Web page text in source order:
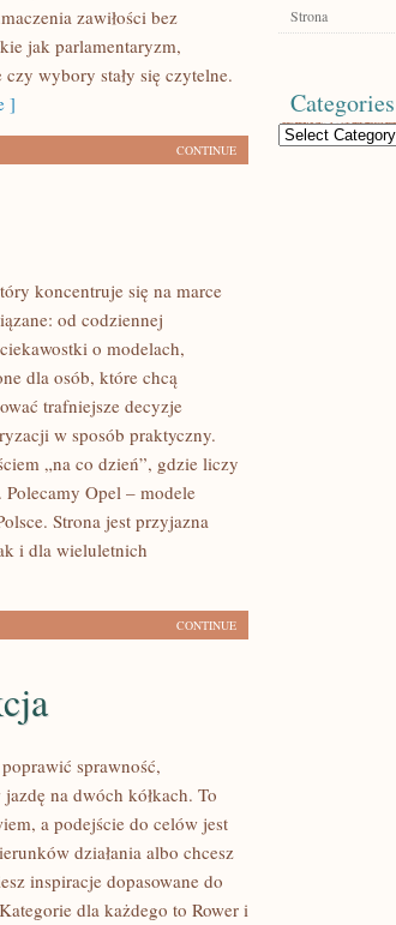
zawiłości bez
jak parlamentaryzm,
wybory stały się czytelne.
]
CONTINUE
koncentruje się na marce
od codziennej
o modelach,
dla osób, które chcą
trafniejsze decyzje
w sposób praktyczny.
„na co dzień”, gdzie liczy
Opel – modele
Strona jest przyjazna
i dla wieluletnich
CONTINUE
sprawność,
na dwóch kółkach. To
a podejście do celów jest
działania albo chcesz
inspiracje dopasowane do
dla każdego to Rower i
Strona
Categories
Categories